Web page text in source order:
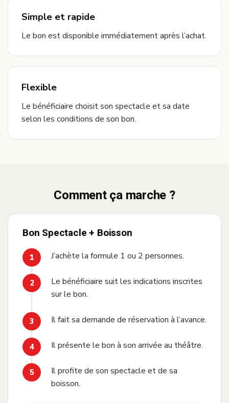
Simple et rapide
Le bon est disponible immédiatement après l’achat.
Flexible
Le bénéficiaire choisit son spectacle et sa date
selon les conditions de son bon.
Comment ça marche ?
Bon Spectacle + Boisson
J’achète la formule 1 ou 2 personnes.
Le bénéficiaire suit les indications inscrites
sur le bon.
Il fait sa demande de réservation à l’avance.
Il présente le bon à son arrivée au théâtre.
Il profite de son spectacle et de sa
boisson.